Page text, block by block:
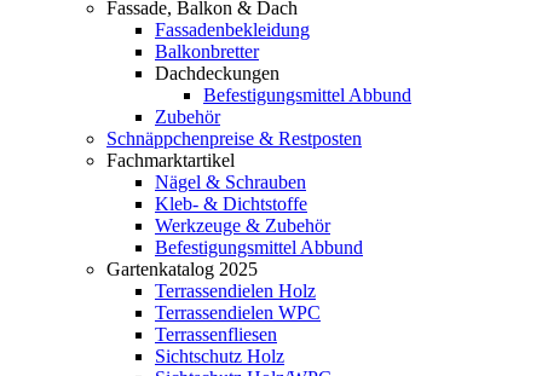
Fassade, Balkon & Dach
Fassadenbekleidung
Balkonbretter
Dachdeckungen
Befestigungsmittel Abbund
Zubehör
Schnäppchenpreise & Restposten
Fachmarktartikel
Nägel & Schrauben
Kleb- & Dichtstoffe
Werkzeuge & Zubehör
Befestigungsmittel Abbund
Gartenkatalog 2025
Terrassendielen Holz
Terrassendielen WPC
Terrassenfliesen
Sichtschutz Holz